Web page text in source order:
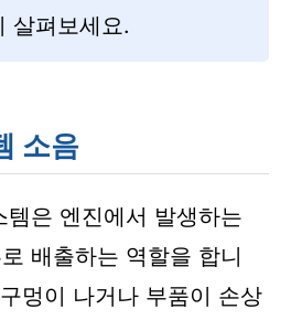
살펴보세요.
소음
템은 엔진에서 발생하는
배출하는 역할을 합니
멍이 나거나 부품이 손상